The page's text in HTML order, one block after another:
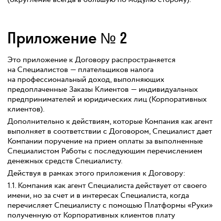
Приложение № 2
Это приложение к Договору распространяется
на Специалистов — плательщиков налога
на профессиональный доход, выполняющих
предоплаченные Заказы Клиентов — индивидуальных
предпринимателей и юридических лиц (Корпоративных
клиентов).
Дополнительно к действиям, которые Компания как агент
выполняет в соответствии с Договором, Специалист дает
Компании поручение на прием оплаты за выполненные
Специалистом Работы с последующим перечислением
денежных средств Специалисту.
Действуя в рамках этого приложения к Договору:
1.1. Компания как агент Специалиста действует от своего
имени, но за счет и в интересах Специалиста, когда
перечисляет Специалисту с помощью Платформы «Руки»
полученную от Корпоративных клиентов плату